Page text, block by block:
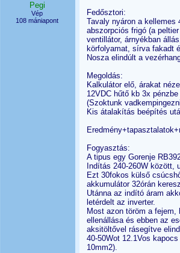
Pegi
Vép
108 mániapont
Fedősztori:
Tavaly nyáron a kellemes
abszorpciós frigó (a
ventillátor, árnyékban
körfolyamat, sírva fakadt
Nosza elindúlt a
Megoldás:
Kalkulátor elő, árakat
12VDC hűtő kb 3x
(Szoktunk
Kis átalakítás beépítés
Fogyasztás:
A tipus egy Gorenje
Indítás 240-260W között,
Ezt 30fokos külső
akkumulátor 32órán
Utánna az indító áram
letérdelt az inverter.
Most azon töröm a
ellenállása és ebben az
aksitöltővel rásegítve
40-50Wot 12.1Vos
10mm2).